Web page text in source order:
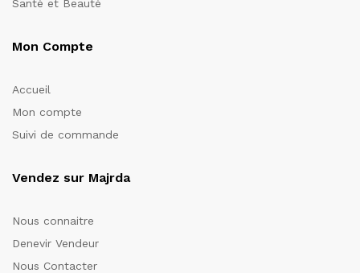
Santé et Beauté
Mon Compte
Accueil
Mon compte
Suivi de commande
Vendez sur Majrda
Nous connaitre
Denevir Vendeur
Nous Contacter